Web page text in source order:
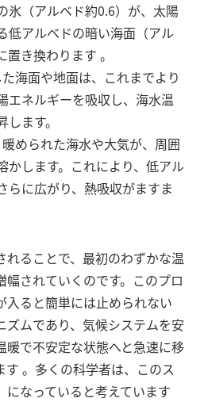
氷（アルベド約0.6）が、太陽
低アルベドの暗い海面（アル
置き換わります 。
海面や地面は、これまでより
エネルギーを吸収し、海水温
ます。
暖められた海水や大気が、周囲
かします。これにより、低アル
らに広がり、熱吸収がますま
れることで、最初のわずかな温
されていくのです。このプロ
入ると簡単には止められない
ズムであり、気候システムを安
暖で不安定な状態へと急速に移
す 。多くの科学者は、このス
になっていると考えています